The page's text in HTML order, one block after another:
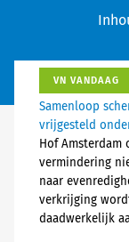
VN VANDAAG
Samenloop
vrijgesteld
Hof
vermindering
naar
verkrijging
daadwerkelijk